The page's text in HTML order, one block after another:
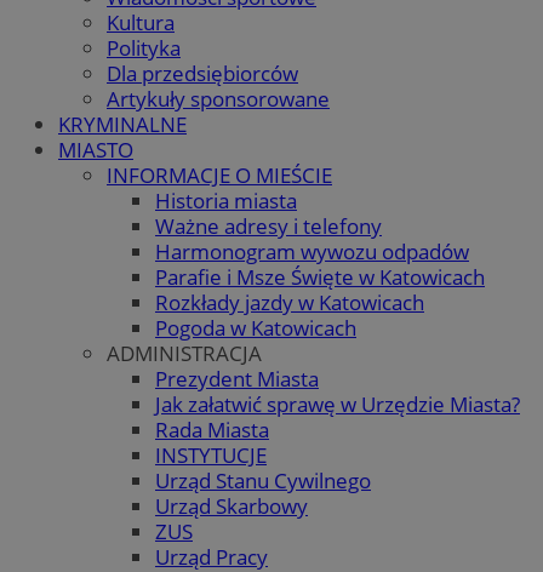
Kultura
Polityka
Dla przedsiębiorców
Artykuły sponsorowane
KRYMINALNE
MIASTO
INFORMACJE O MIEŚCIE
Historia miasta
Ważne adresy i telefony
Harmonogram wywozu odpadów
Parafie i Msze Święte w Katowicach
Rozkłady jazdy w Katowicach
Pogoda w Katowicach
ADMINISTRACJA
Prezydent Miasta
Jak załatwić sprawę w Urzędzie Miasta?
Rada Miasta
INSTYTUCJE
Urząd Stanu Cywilnego
Urząd Skarbowy
ZUS
Urząd Pracy